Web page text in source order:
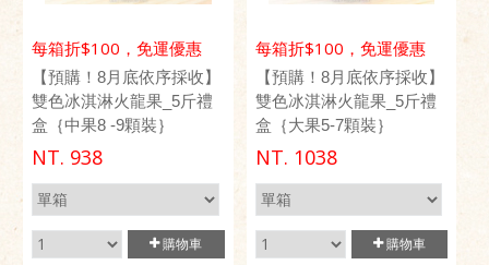
每箱折$100，免運優惠
【預購！8月底依序採收】
雙色冰淇淋火龍果_5斤禮
盒｛中果8 -9顆裝｝
NT. 938
購物車
每箱折$100，免運優惠
【預購！8月底依序採收】
雙色冰淇淋火龍果_5斤禮
盒｛大果5-7顆裝｝
NT. 1038
購物車